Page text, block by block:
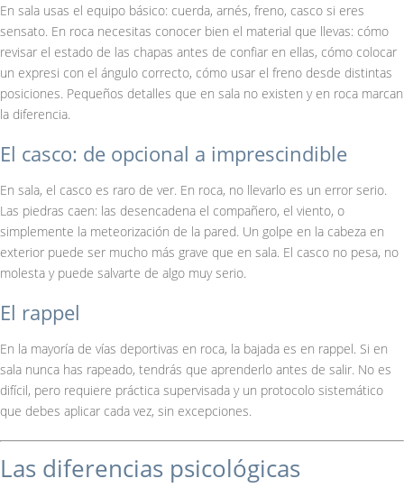
En sala usas el equipo básico: cuerda, arnés, freno, casco si eres
sensato. En roca necesitas conocer bien el material que llevas: cómo
revisar el estado de las chapas antes de confiar en ellas, cómo colocar
un expresi con el ángulo correcto, cómo usar el freno desde distintas
posiciones. Pequeños detalles que en sala no existen y en roca marcan
la diferencia.
El casco: de opcional a imprescindible
En sala, el casco es raro de ver. En roca, no llevarlo es un error serio.
Las piedras caen: las desencadena el compañero, el viento, o
simplemente la meteorización de la pared. Un golpe en la cabeza en
exterior puede ser mucho más grave que en sala. El casco no pesa, no
molesta y puede salvarte de algo muy serio.
El rappel
En la mayoría de vías deportivas en roca, la bajada es en rappel. Si en
sala nunca has rapeado, tendrás que aprenderlo antes de salir. No es
difícil, pero requiere práctica supervisada y un protocolo sistemático
que debes aplicar cada vez, sin excepciones.
Las diferencias psicológicas